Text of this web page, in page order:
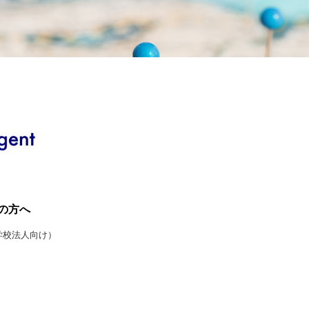
方へ
法人向け）